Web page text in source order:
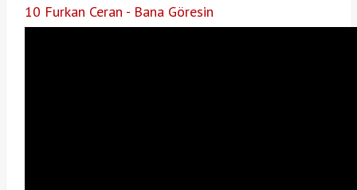
10 Furkan Ceran - Bana Göresin